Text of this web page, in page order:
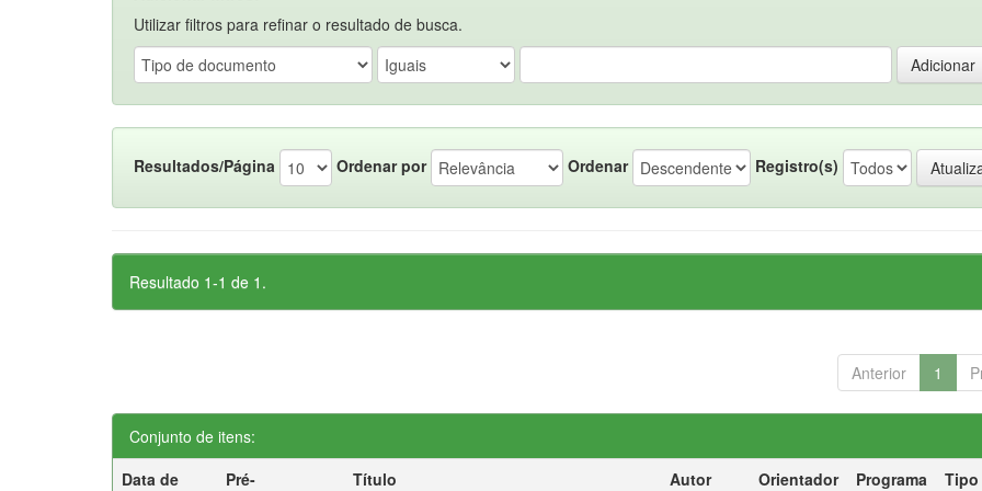
Utilizar filtros para refinar o resultado de busca.
Resultados/Página Ordenar por Ordenar Registro(s)
Resultado 1-1 de 1.
Anterior 1
Conjunto de itens:
Data de
Pré-
Título Autor Orientador Programa
Tipo